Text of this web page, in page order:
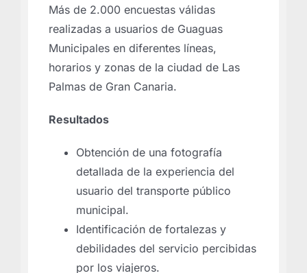
Más de 2.000 encuestas válidas
realizadas a usuarios de Guaguas
Municipales en diferentes líneas,
horarios y zonas de la ciudad de Las
Palmas de Gran Canaria.
Resultados
Obtención de una fotografía
detallada de la experiencia del
usuario del transporte público
municipal.
Identificación de fortalezas y
debilidades del servicio percibidas
por los viajeros.